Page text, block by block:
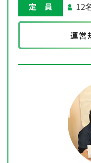
定 員
12
運営